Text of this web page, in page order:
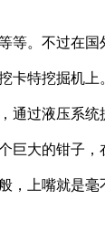
。不过在
特挖掘机
过液压系统
大的钳子，
上嘴就是